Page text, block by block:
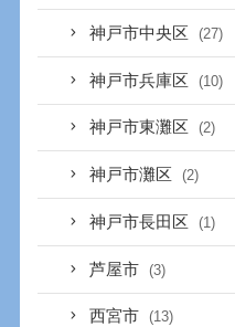
神戸市中央区 (27)
神戸市兵庫区 (10)
神戸市東灘区 (2)
神戸市灘区 (2)
神戸市長田区 (1)
芦屋市 (3)
西宮市 (13)